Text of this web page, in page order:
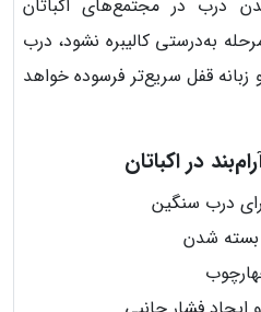
درب در مجتمع‌های اکباتان
به‌درستی کالیبره نشود، درب
قفل سریع‌تر فرسوده خواهد
در اکباتان
درب سنگین
بسته شدن